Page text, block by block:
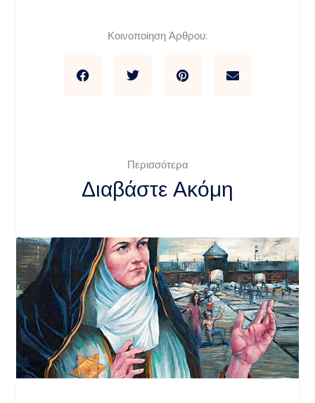
Κοινοποίηση Άρθρου:
Περισσότερα
Διαβάστε Ακόμη